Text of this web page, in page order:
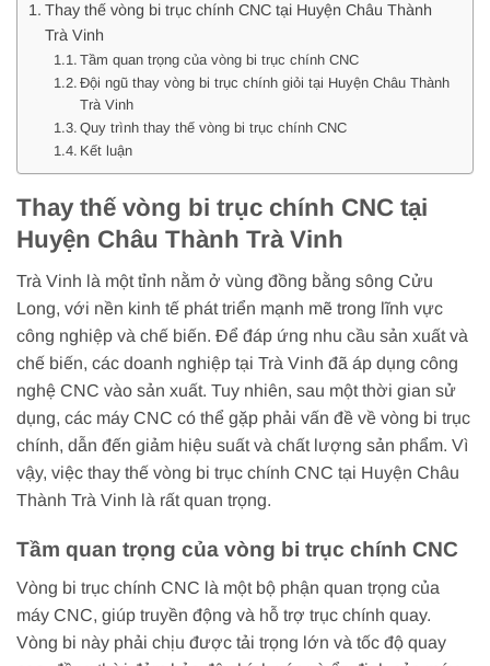
Thay thế vòng bi trục chính CNC tại Huyện Châu Thành
Trà Vinh
Tầm quan trọng của vòng bi trục chính CNC
Đội ngũ thay vòng bi trục chính giỏi tại Huyện Châu Thành
Trà Vinh
Quy trình thay thế vòng bi trục chính CNC
Kết luận
Thay thế vòng bi trục chính CNC tại
Huyện Châu Thành Trà Vinh
Trà Vinh là một tỉnh nằm ở vùng đồng bằng sông Cửu
Long, với nền kinh tế phát triển mạnh mẽ trong lĩnh vực
công nghiệp và chế biến. Để đáp ứng nhu cầu sản xuất và
chế biến, các doanh nghiệp tại Trà Vinh đã áp dụng công
nghệ CNC vào sản xuất. Tuy nhiên, sau một thời gian sử
dụng, các máy CNC có thể gặp phải vấn đề về vòng bi trục
chính, dẫn đến giảm hiệu suất và chất lượng sản phẩm. Vì
vậy, việc thay thế vòng bi trục chính CNC tại Huyện Châu
Thành Trà Vinh là rất quan trọng.
Tầm quan trọng của vòng bi trục chính CNC
Vòng bi trục chính CNC là một bộ phận quan trọng của
máy CNC, giúp truyền động và hỗ trợ trục chính quay.
Vòng bi này phải chịu được tải trọng lớn và tốc độ quay